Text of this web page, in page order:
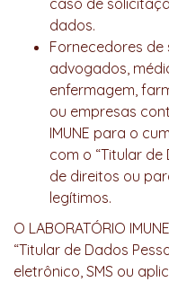
dados.
Fornecedores
advogados,
enfermagem,
ou empresas
IMUNE para o
com o “Titular de
de direitos ou
legítimos.
O LABORATÓRIO
“Titular de Dados
eletrônico, SMS ou